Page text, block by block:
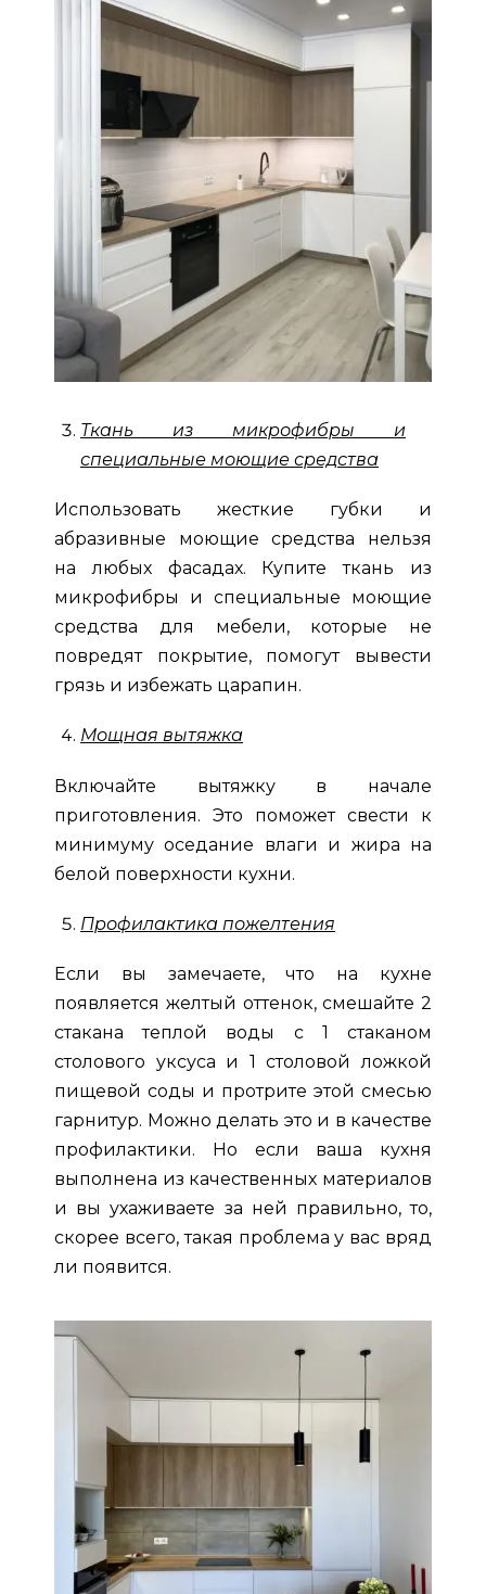
Ткань из микрофибры и
специальные моющие средства
Использовать жесткие губки и
абразивные моющие средства нельзя
на любых фасадах. Купите ткань из
микрофибры и специальные моющие
средства для мебели, которые не
повредят покрытие, помогут вывести
грязь и избежать царапин.
Мощная вытяжка
Включайте вытяжку в начале
приготовления. Это поможет свести к
минимуму оседание влаги и жира на
белой поверхности кухни.
Профилактика пожелтения
Если вы замечаете, что на кухне
появляется желтый оттенок, смешайте 2
стакана теплой воды с 1 стаканом
столового уксуса и 1 столовой ложкой
пищевой соды и протрите этой смесью
гарнитур. Можно делать это и в качестве
профилактики. Но если ваша кухня
выполнена из качественных материалов
и вы ухаживаете за ней правильно, то,
скорее всего, такая проблема у вас вряд
ли появится.